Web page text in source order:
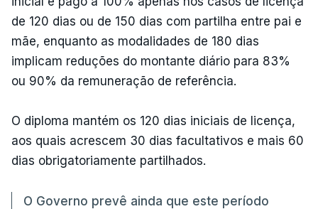
de 120 dias ou de 150 dias com partilha entre pai e
mãe, enquanto as modalidades de 180 dias
implicam reduções do montante diário para 83%
ou 90% da remuneração de referência.
O diploma mantém os 120 dias iniciais de licença,
aos quais acrescem 30 dias facultativos e mais 60
dias obrigatoriamente partilhados.
O Governo prevê ainda que este período